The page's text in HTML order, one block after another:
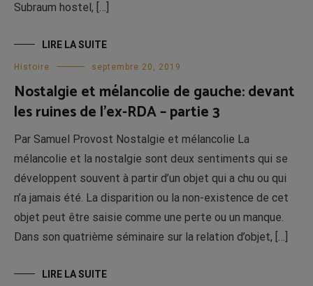
Subraum hostel, […]
LIRE LA SUITE
Histoire septembre 20, 2019
Nostalgie et mélancolie de gauche: devant
les ruines de l’ex-RDA – partie 3
Par Samuel Provost Nostalgie et mélancolie La
mélancolie et la nostalgie sont deux sentiments qui se
développent souvent à partir d’un objet qui a chu ou qui
n’a jamais été. La disparition ou la non-existence de cet
objet peut être saisie comme une perte ou un manque.
Dans son quatrième séminaire sur la relation d’objet, […]
LIRE LA SUITE